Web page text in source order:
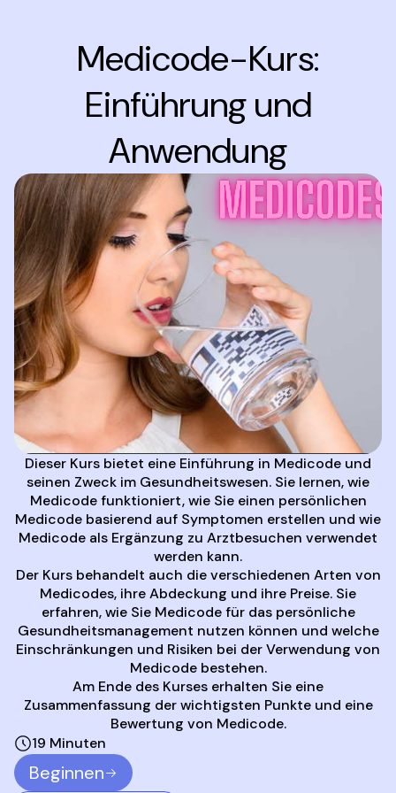
Medicode-Kurs:
Einführung und
Anwendung
Dieser Kurs bietet eine Einführung in Medicode und
seinen Zweck im Gesundheitswesen. Sie lernen, wie
Medicode funktioniert, wie Sie einen persönlichen
Medicode basierend auf Symptomen erstellen und wie
Medicode als Ergänzung zu Arztbesuchen verwendet
werden kann.
Der Kurs behandelt auch die verschiedenen Arten von
Medicodes, ihre Abdeckung und ihre Preise. Sie
erfahren, wie Sie Medicode für das persönliche
Gesundheitsmanagement nutzen können und welche
Einschränkungen und Risiken bei der Verwendung von
Medicode bestehen.
Am Ende des Kurses erhalten Sie eine
Zusammenfassung der wichtigsten Punkte und eine
Bewertung von Medicode.
19 Minuten
Beginnen